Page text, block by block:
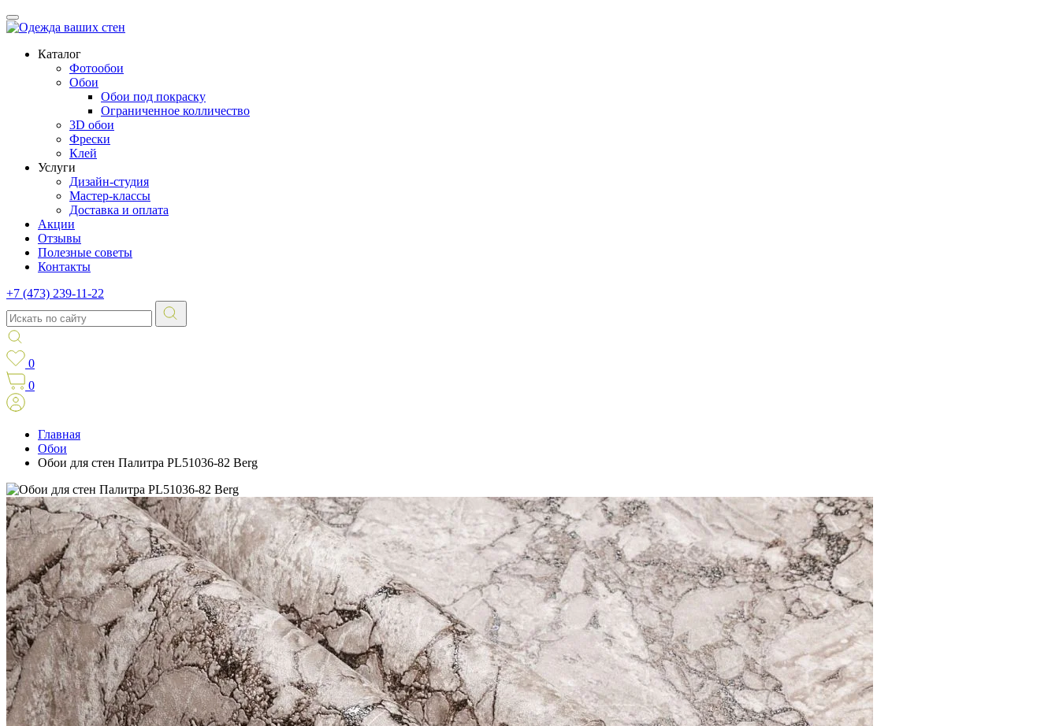
Каталог
Фотообои
Обои
Обои под покраску
Ограниченное колличество
3D обои
Фрески
Клей
Услуги
Дизайн-студия
Мастер-классы
Доставка и оплата
Акции
Отзывы
Полезные советы
Контакты
+7 (473) 239-11-22
0
0
Главная
Обои
Обои для стен Палитра PL51036-82 Berg